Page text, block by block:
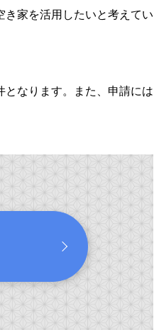
き家を活用したいと考えてい
なります。また、申請には